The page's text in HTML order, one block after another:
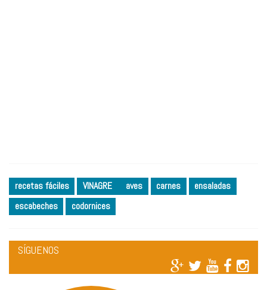
recetas fáciles VINAGRE aves carnes
ensaladas
escabeches
codornices
SÍGUENOS